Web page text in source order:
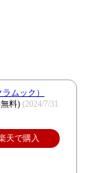
ムック）
料) (2024/7/31
天で購入